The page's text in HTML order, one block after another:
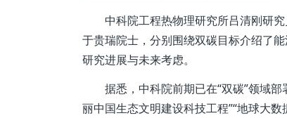
中科院工程热物理研究所吕清刚研究
于贵瑞院士，分别围绕双碳目标介绍了
研究进展与未来考虑。
据悉，中科院前期已在“双碳”领域部
丽中国生态文明建设科技工程”“地球大